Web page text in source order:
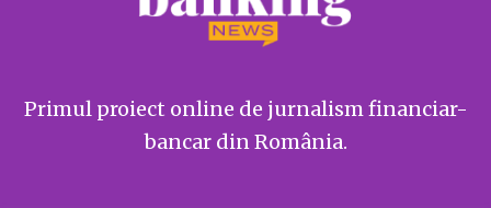
Primul proiect online de jurnalism financiar-
bancar din România.